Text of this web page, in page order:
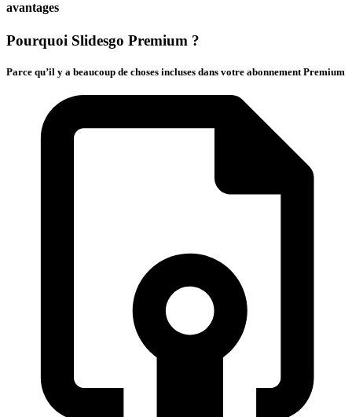
avantages
Pourquoi Slidesgo Premium ?
Parce qu’il y a beaucoup de choses incluses dans votre abonnement Premium